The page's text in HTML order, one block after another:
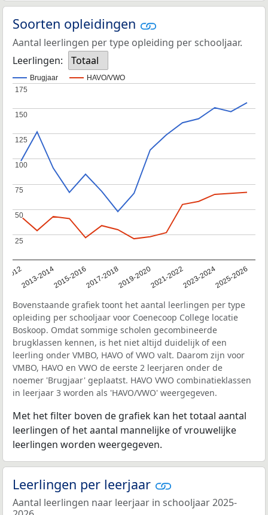
Soorten opleidingen
Aantal leerlingen per type opleiding per schooljaar.
Leerlingen:
Totaal
Brugjaar HAVO/VWO
20122013-20142015-20162017-20182019-20202021-20222023-20242025-2026
25
25
50
50
75
75
100
100
125
125
150
150
175
175
Bovenstaande grafiek toont het aantal leerlingen per type
opleiding per schooljaar voor Coenecoop College locatie
Boskoop. Omdat sommige scholen gecombineerde
brugklassen kennen, is het niet altijd duidelijk of een
leerling onder VMBO, HAVO of VWO valt. Daarom zijn voor
VMBO, HAVO en VWO de eerste 2 leerjaren onder de
noemer 'Brugjaar' geplaatst. HAVO VWO combinatieklassen
in leerjaar 3 worden als 'HAVO/VWO' weergegeven.
Met het filter boven de grafiek kan het totaal aantal
leerlingen of het aantal mannelijke of vrouwelijke
leerlingen worden weergegeven.
Leerlingen per leerjaar
Aantal leerlingen naar leerjaar in schooljaar 2025-